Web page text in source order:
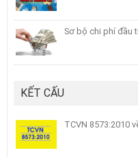
Sơ bộ chi phí đầu
KẾT CẤU
TCVN 8573:2010